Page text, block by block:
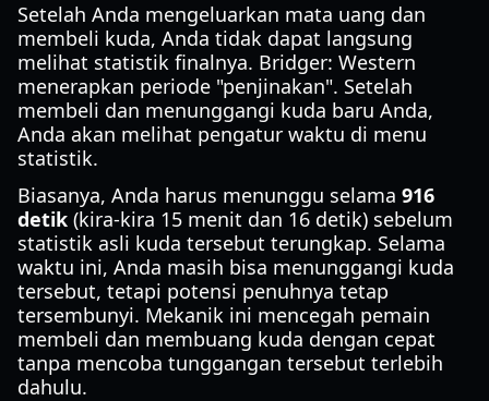
Setelah Anda mengeluarkan mata uang dan
membeli kuda, Anda tidak dapat langsung
melihat statistik finalnya. Bridger: Western
menerapkan periode "penjinakan". Setelah
membeli dan menunggangi kuda baru Anda,
Anda akan melihat pengatur waktu di menu
statistik.
Biasanya, Anda harus menunggu selama 916
detik (kira-kira 15 menit dan 16 detik) sebelum
statistik asli kuda tersebut terungkap. Selama
waktu ini, Anda masih bisa menunggangi kuda
tersebut, tetapi potensi penuhnya tetap
tersembunyi. Mekanik ini mencegah pemain
membeli dan membuang kuda dengan cepat
tanpa mencoba tunggangan tersebut terlebih
dahulu.